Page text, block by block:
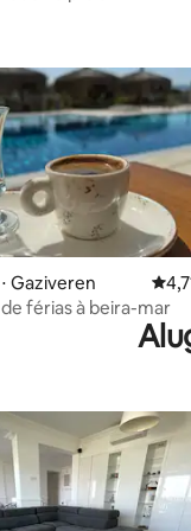
Gaziveren 4,71
férias à beira-mar